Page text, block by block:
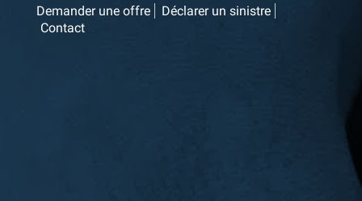
Demander une offre
Déclarer un sinistre
Contact